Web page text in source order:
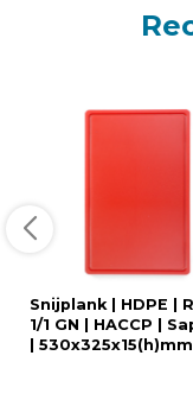
Snijplank | HDPE |
1/1 GN | HACCP |
| 530x325x15(h)mm